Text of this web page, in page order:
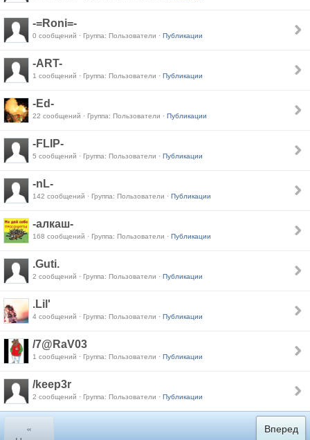
-=Roni=-
0 сообщений · Группа: Пользователи · Публикации
-ART-
1 сообщений · Группа: Пользователи · Публикации
-Ed-
22 сообщений · Группа: Пользователи · Публикации
-FLIP-
5 сообщений · Группа: Пользователи · Публикации
-nL-
142 сообщений · Группа: Пользователи · Публикации
-алкаш-
168 сообщений · Группа: Пользователи · Публикации
.Guti.
2 сообщений · Группа: Пользователи · Публикации
.Lil'
4 сообщений · Группа: Пользователи · Публикации
/7@RaV03
1 сообщений · Группа: Пользователи · Публикации
/keep3r
2 сообщений · Группа: Пользователи · Публикации
«
Вперед